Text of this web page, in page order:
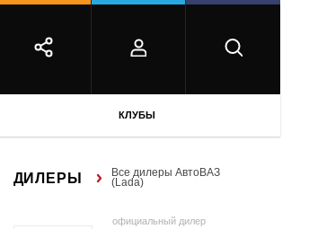
КЛУБЫ
ДИЛЕРЫ Все дилеры АвтоВАЗ
(Lada)
официальный дилер